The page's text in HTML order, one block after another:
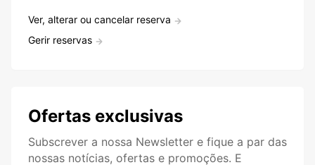
Ver, alterar ou cancelar reserva
Gerir reservas
Ofertas exclusivas
Subscrever a nossa Newsletter e fique a par das
nossas notícias, ofertas e promoções. E